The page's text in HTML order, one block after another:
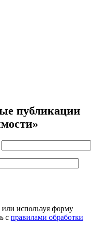
публикации
или используя форму
с правилами обработки